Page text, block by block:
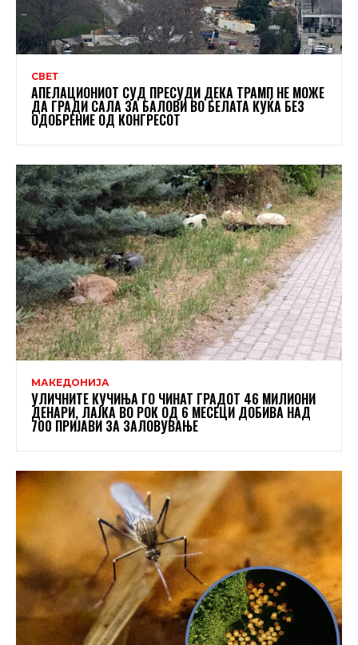
СВЕТ
АПЕЛАЦИОНИОТ СУД ПРЕСУДИ ДЕКА ТРАМП НЕ МОЖЕ
ДА ГРАДИ САЛА ЗА БАЛОВИ ВО БЕЛАТА КУЌА БЕЗ
ОДОБРЕНИЕ ОД КОНГРЕСОТ
МАКЕДОНИЈА
УЛИЧНИТЕ КУЧИЊА ГО ЧИНАТ ГРАДОТ 46 МИЛИОНИ
ДЕНАРИ, ЛАЈКА ВО РОК ОД 6 МЕСЕЦИ ДОБИВА НАД
700 ПРИЈАВИ ЗА ЗАЛОВУВАЊЕ